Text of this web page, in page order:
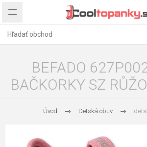
BEFADO
BAČKORKY SZ
Úvod Detská obuv